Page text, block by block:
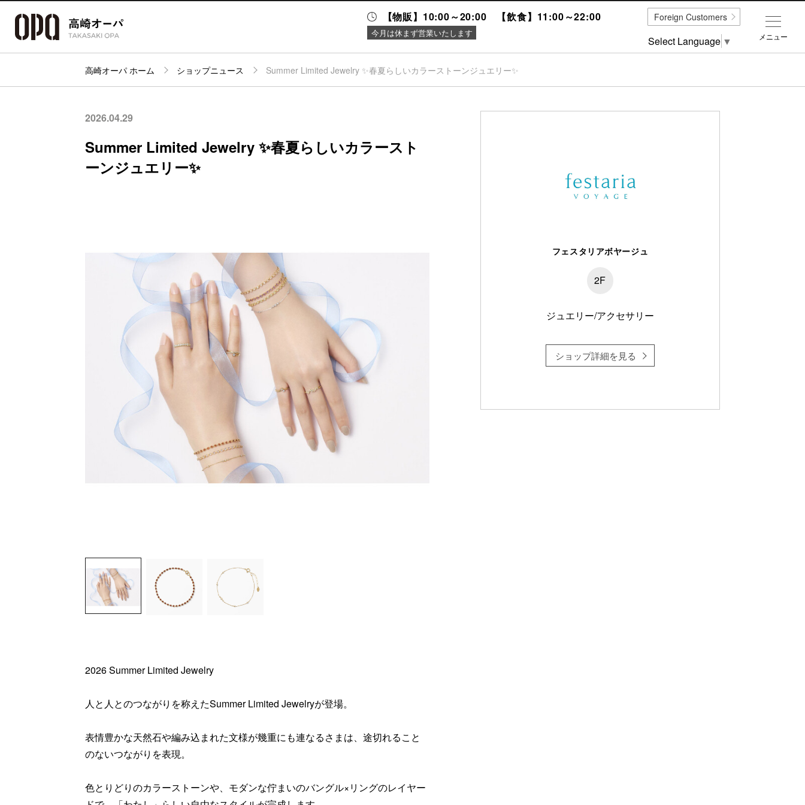
【物販】10:00～20:00 【飲食】11:00～22:00
今月は休まず営業いたします
パーキング
イベント
高崎オーパ ホーム ショップニュース Summer Limited Jewelry ✨春夏らしいカラーストーンジュエリー✨
2026.04.29
Summer Limited Jewelry ✨春夏らしいカラースト
ーンジュエリー✨
2026 Summer Limited Jewelry
人と人とのつながりを称えたSummer Limited Jewelryが登場。
表情豊かな天然石や編み込まれた文様が幾重にも連なるさまは、途切れること
のないつながりを表現。
色とりどりのカラーストーンや、モダンな佇まいのバングル×リングのレイヤー
フェスタリアボヤージュ
2F
ジュエリー/アクセサリー
ショップ詳細を見る
メニュー
Foreign Customers
Select Language ▼